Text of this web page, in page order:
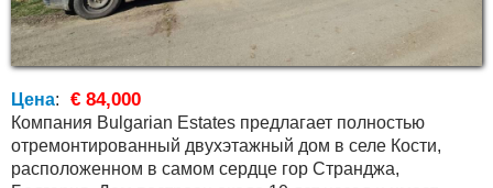
Цена: € 84,000
Компания Bulgarian Estates предлагает полностью
отремонтированный двухэтажный дом в селе Кости,
расположенном в самом сердце гор Странджа,